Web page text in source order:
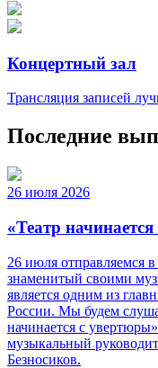
Концертный зал
Трансляция записей
Последние
26 июля 2026
«Театр
26 июля отправляемся
знаменитый своими
является одним из
России. Мы будем
начинается с
музыкальный
Безносиков.